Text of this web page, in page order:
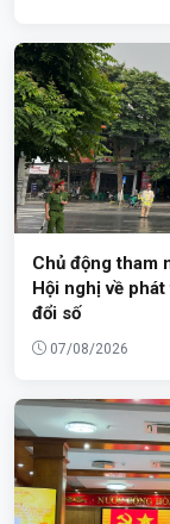
Chủ động tham
Hội nghị về
đổi số
07/08/2026